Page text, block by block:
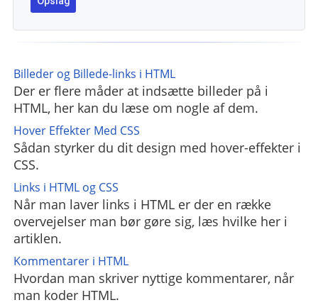
Billeder og Billede-links i HTML
Der er flere måder at indsætte billeder på i
HTML, her kan du læse om nogle af dem.
Hover Effekter Med CSS
Sådan styrker du dit design med hover-effekter i
CSS.
Links i HTML og CSS
Når man laver links i HTML er der en række
overvejelser man bør gøre sig, læs hvilke her i
artiklen.
Kommentarer i HTML
Hvordan man skriver nyttige kommentarer, når
man koder HTML.